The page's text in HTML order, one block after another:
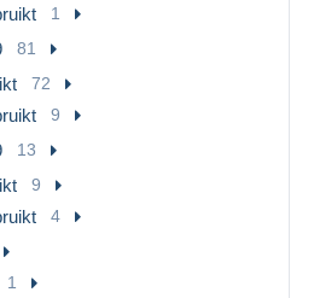
1
81
72
9
13
9
4
1